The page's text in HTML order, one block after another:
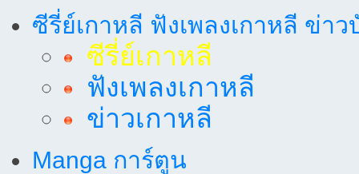
ซีรี่ย์เกาหลี ฟังเพลงเกาหลี ข่าว
ซีรี่ย์เกาหลี
ฟังเพลงเกาหลี
ข่าวเกาหลี
Manga การ์ตูน